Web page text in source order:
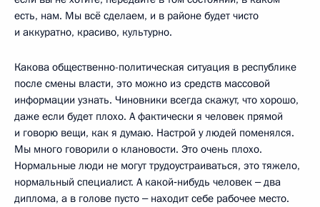
есть, нам. Мы всё сделаем, и в районе будет чисто
и аккуратно, красиво, культурно.
Какова общественно-политическая ситуация в республике
после смены власти, это можно из средств массовой
информации узнать. Чиновники всегда скажут, что хорошо,
даже если будет плохо. А фактически я человек прямой
и говорю вещи, как я думаю. Настрой у людей поменялся.
Мы много говорили о клановости. Это очень плохо.
Нормальные люди не могут трудоустраиваться, это тяжело,
нормальный специалист. А какой‑нибудь человек ‒ два
диплома, а в голове пусто ‒ находит себе рабочее место.